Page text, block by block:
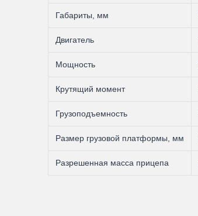
Габариты, мм
Двигатель
Мощность
Крутящий момент
Грузоподъемность
Размер грузовой платформы, мм
Разрешенная масса прицепа